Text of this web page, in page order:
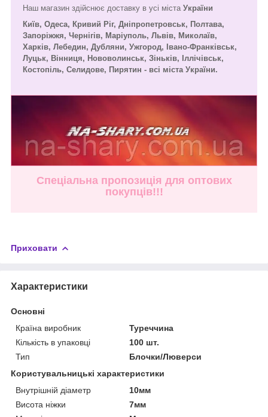
Наш магазин здійснює доставку в усі міста України
Київ, Одеса, Кривий Ріг, Дніпропетровськ, Полтава,
Запоріжжя, Чернігів, Маріуполь, Львів, Миколаїв,
Харків, Лебедин, Дубляни, Ужгород, Івано-Франківськ,
Луцьк, Вінниця, Нововолинськ, Зіньків, Іллічівськ,
Костопіль, Селидове, Пирятин - всі міста України.
Спеціальна пропозиція для оптових
покупців!!!
Приховати
Характеристики
Основні
Країна виробник
Туреччина
Кількість в упаковці
100 шт.
Тип
Блочки/Люверси
Користувальницькі характеристики
Внутрішній діаметр
10мм
Висота ніжки
7мм